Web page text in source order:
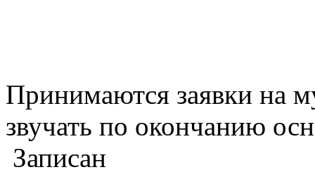
Принимаются заявки на
звучать по окончанию
Записан